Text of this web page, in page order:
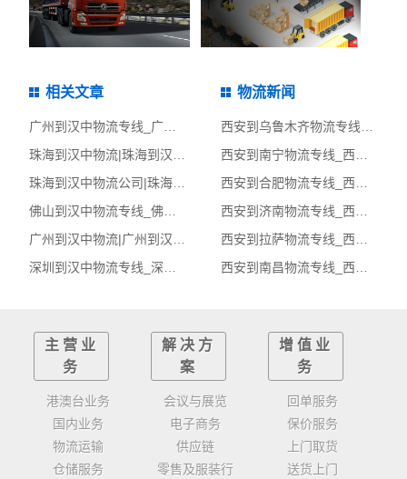
相关文章
广州到汉中物流专线_广州到汉中物流公司_广州至汉中物流货运专线
珠海到汉中物流|珠海到汉中货运专线
珠海到汉中物流公司|珠海至汉中货运公司
佛山到汉中物流专线_佛山到汉中物流公司_佛山至汉中物流货运专线
广州到汉中物流|广州到汉中货运专线
深圳到汉中物流专线_深圳到汉中物流公司_深圳至汉中物流货运专线
物流新闻
西安到乌鲁木齐物流专线_西安到乌鲁木齐物流公司_西安至乌鲁木齐物流货运专线
西安到南宁物流专线_西安到南宁物流公司_西安至南宁物流货运专线
西安到合肥物流专线_西安到合肥物流公司_西安至合肥物流货运专线
西安到济南物流专线_西安到济南物流公司_西安至济南物流货运专线
西安到拉萨物流专线_西安到拉萨物流公司_西安至拉萨物流货运专线
西安到南昌物流专线_西安到南昌物流公司_西安至南昌物流货运专线
主营业
务
港澳台业务
国内业务
物流运输
仓储服务
解决方
案
会议与展览
电子商务
供应链
零售及服装行
增值业
务
回单服务
保价服务
上门取货
送货上门